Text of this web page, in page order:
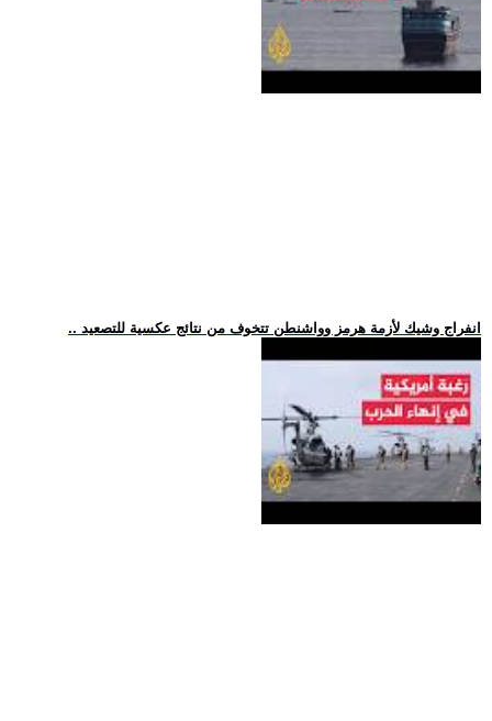
.. انفراج وشيك لأزمة هرمز وواشنطن تتخوف من نتائج عكسية للتصعيد